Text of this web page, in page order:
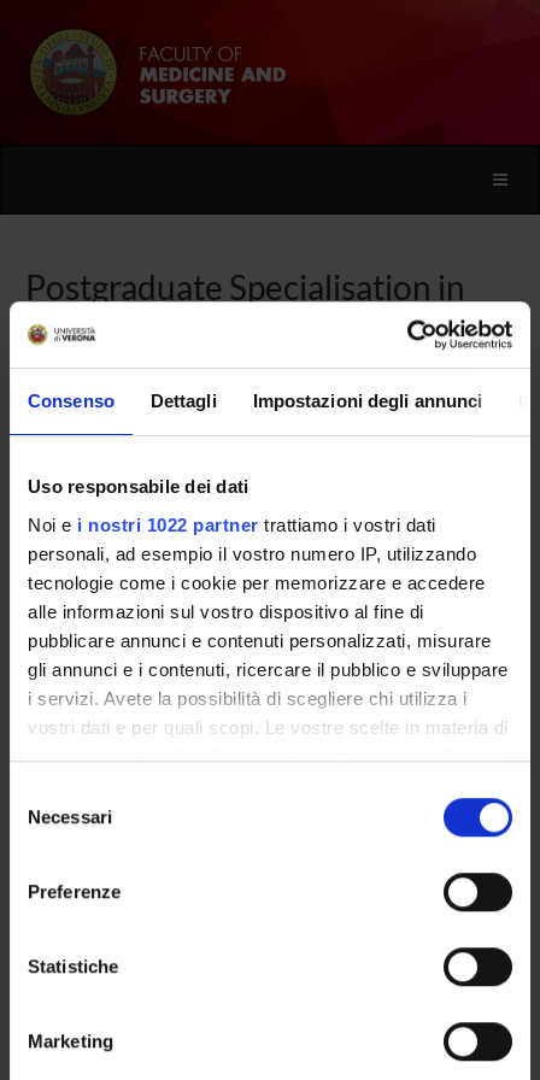
Consenso Dettagli Impostazioni degli annunci
Uso responsabile dei dati
Noi e i nostri 1022 partner trattiamo i vostri dati
personali, ad esempio il vostro numero IP, utilizzando
tecnologie come i cookie per memorizzare e accedere
alle informazioni sul vostro dispositivo al fine di
pubblicare annunci e contenuti personalizzati, misurare
gli annunci e i contenuti, ricercare il pubblico e sviluppare
i servizi. Avete la possibilità di scegliere chi utilizza i
vostri dati e per quali scopi. Le vostre scelte in materia di
privacy sono applicabili solo su questa proprietà digitale
modificare o revocare il proprio consenso in qualsiasi
momento dalla Dichiarazione sui cookie o facendo clic
raccogliere informazioni sulla tua posizione
geografica, con un'approssimazione di qualche
Identificare il tuo dispositivo, scansionandolo
delNecessari
Preferenze
Statistiche
Marketing
Toggle
Postgraduate Specialisation in
Cardiac Surgery
Home
Overview
Enrolment Procedures and Admission Requirements
Degree Programme
Courses
Notices
Governing bodies
Rete formativa
Postgraduate Specialisation in